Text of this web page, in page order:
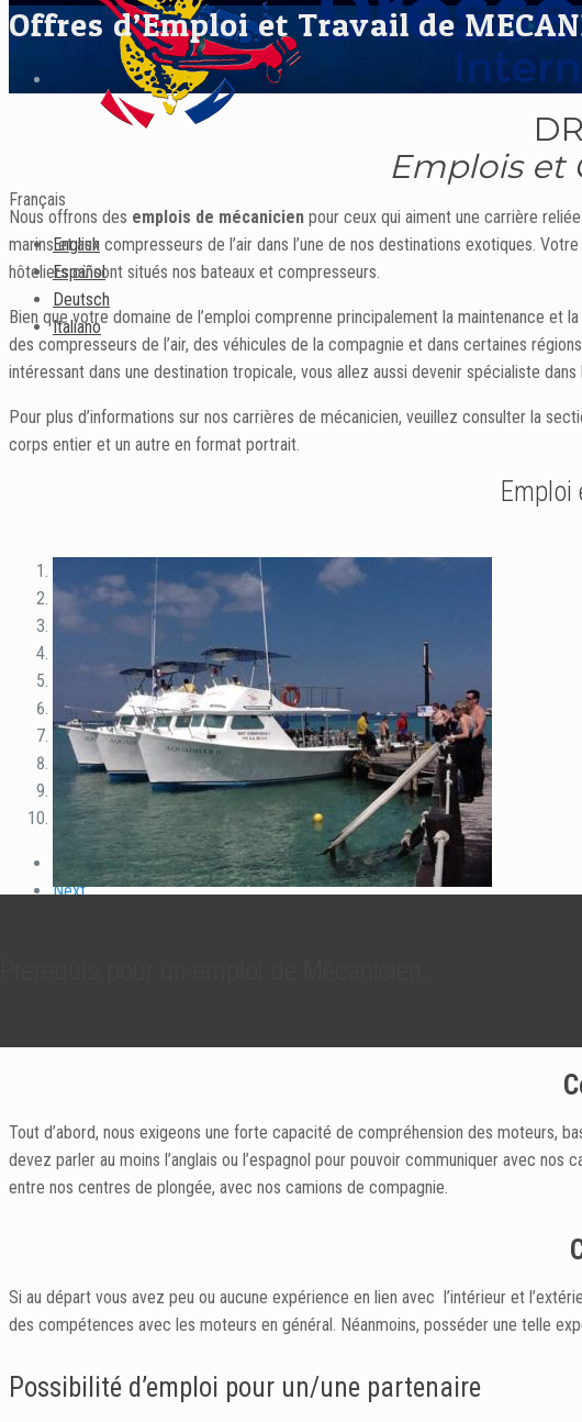
Français
English
Español
Deutsch
Italiano
Offres d’Emploi et Travail de
Emplois et
Nous offrons des emplois de mécanicien pour ceux qui aiment une carrière
marins et aux compresseurs de l’air dans l’une de nos destinations exotiques.
hôteliers où sont situés nos bateaux et compresseurs.
Bien que votre domaine de l’emploi comprenne principalement la maintenance et
des compresseurs de l’air, des véhicules de la compagnie et dans certaines
intéressant dans une destination tropicale, vous allez aussi devenir spécialiste
Pour plus d’informations sur nos carrières de mécanicien, veuillez consulter la
corps entier et un autre en format portrait.
Emploi
2
7
8
Previous
Next
Tout d’abord, nous exigeons une forte capacité de compréhension des moteurs,
devez parler au moins l’anglais ou l’espagnol pour pouvoir communiquer avec
entre nos centres de plongée, avec nos camions de compagnie.
Si au départ vous avez peu ou aucune expérience en lien avec l’intérieur et
des compétences avec les moteurs en général. Néanmoins, posséder une telle
Possibilité d’emploi pour un/une partenaire